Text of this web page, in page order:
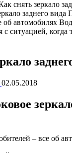
снять зеркало
заднего вида
об автомобилях
ситуацией, когда
02.05.2018
– все об